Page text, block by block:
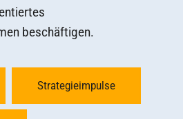
beschäftigen.
Strategieimpulse